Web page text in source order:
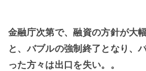
金融庁次第で、融資の方針が大
と、バブルの強制終了となり、
った方々は出口を失い。。